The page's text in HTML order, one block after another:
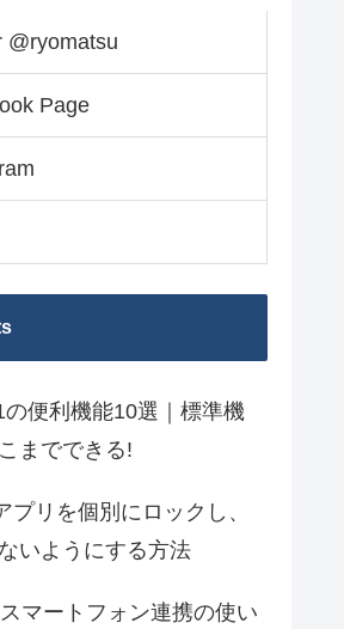
@ryomatsu
Page
の便利機能10選｜標準機
までできる!
プリを個別にロックし、
いようにする方法
マートフォン連携の使い